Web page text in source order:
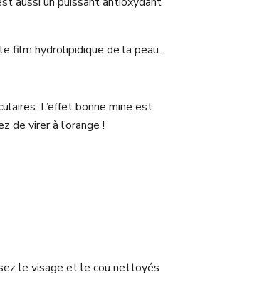
film hydrolipidique de la peau.
L’effet bonne mine est
de virer à l’orange !
le visage et le cou nettoyés